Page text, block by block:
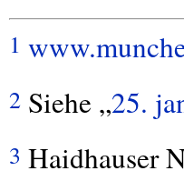
1
2 Siehe „25.
3 Haidhauser